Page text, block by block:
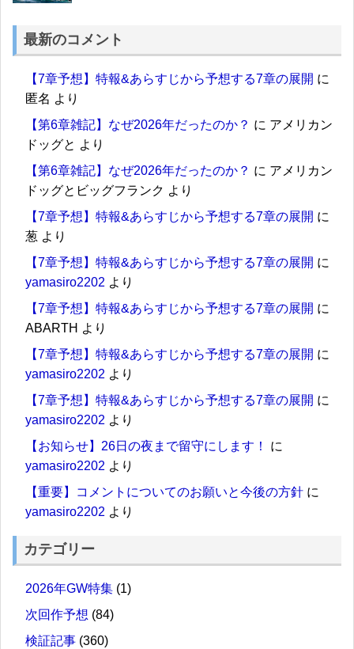
最新のコメント
【7章予想】特報&あらすじから予想する7章の展開 に
匿名 より
【第6章雑記】なぜ2026年だったのか？ に アメリカン
ドッグと より
【第6章雑記】なぜ2026年だったのか？ に アメリカン
ドッグとビッグフランク より
【7章予想】特報&あらすじから予想する7章の展開 に
葱 より
【7章予想】特報&あらすじから予想する7章の展開 に
yamasiro2202 より
【7章予想】特報&あらすじから予想する7章の展開 に
ABARTH より
【7章予想】特報&あらすじから予想する7章の展開 に
yamasiro2202 より
【7章予想】特報&あらすじから予想する7章の展開 に
yamasiro2202 より
【お知らせ】26日の夜まで留守にします！
に
yamasiro2202 より
【重要】コメントについてのお願いと今後の方針 に
yamasiro2202 より
カテゴリー
2026年GW特集 (1)
次回作予想 (84)
検証記事 (360)